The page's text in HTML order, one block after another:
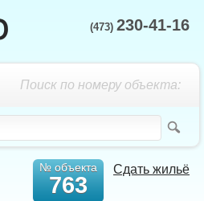
(473) 230-41-16
Поиск по номеру объекта:
Сдать жильё
№ объекта
763